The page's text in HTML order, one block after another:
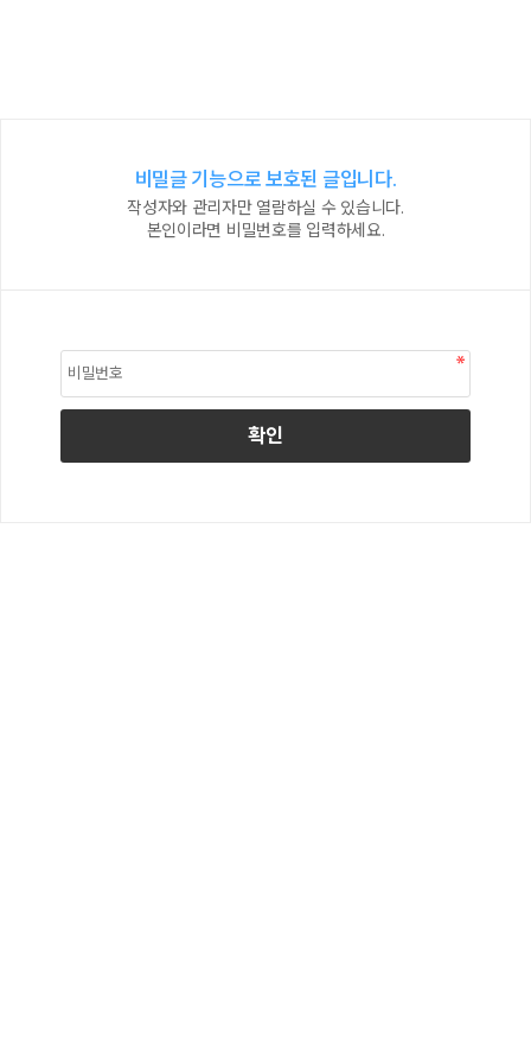
비밀글 기능으로 보호된 글입니다.
작성자와 관리자만 열람하실 수 있습니다.
본인이라면 비밀번호를 입력하세요.